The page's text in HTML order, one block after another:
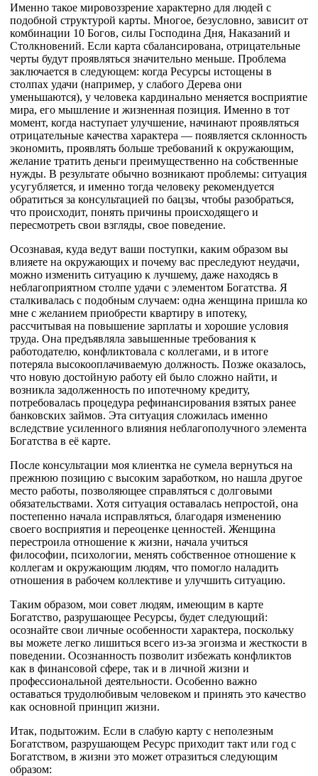
Именно такое мировоззрение характерно для людей с
подобной структурой карты. Многое, безусловно, зависит от
комбинации 10 Богов, силы Господина Дня, Наказаний и
Столкновений. Если карта сбалансирована, отрицательные
черты будут проявляться значительно меньше. Проблема
заключается в следующем: когда Ресурсы истощены в
столпах удачи (например, у слабого Дерева они
уменьшаются), у человека кардинально меняется восприятие
мира, его мышление и жизненная позиция. Именно в тот
момент, когда наступает улучшение, начинают проявляться
отрицательные качества характера — появляется склонность
экономить, проявлять больше требований к окружающим,
желание тратить деньги преимущественно на собственные
нужды. В результате обычно возникают проблемы: ситуация
усугубляется, и именно тогда человеку рекомендуется
обратиться за консультацией по бацзы, чтобы разобраться,
что происходит, понять причины происходящего и
пересмотреть свои взгляды, свое поведение.
Осознавая, куда ведут ваши поступки, каким образом вы
влияете на окружающих и почему вас преследуют неудачи,
можно изменить ситуацию к лучшему, даже находясь в
неблагоприятном столпе удачи с элементом Богатства. Я
сталкивалась с подобным случаем: одна женщина пришла ко
мне с желанием приобрести квартиру в ипотеку,
рассчитывая на повышение зарплаты и хорошие условия
труда. Она предъявляла завышенные требования к
работодателю, конфликтовала с коллегами, и в итоге
потеряла высокооплачиваемую должность. Позже оказалось,
что новую достойную работу ей было сложно найти, и
возникла задолженность по ипотечному кредиту,
потребовалась процедура рефинансирования взятых ранее
банковских займов. Эта ситуация сложилась именно
вследствие усиленного влияния неблагополучного элемента
Богатства в её карте.
После консультации моя клиентка не сумела вернуться на
прежнюю позицию с высоким заработком, но нашла другое
место работы, позволяющее справляться с долговыми
обязательствами. Хотя ситуация оставалась непростой, она
постепенно начала исправляться, благодаря изменению
своего восприятия и переоценке ценностей. Женщина
перестроила отношение к жизни, начала учиться
философии, психологии, менять собственное отношение к
коллегам и окружающим людям, что помогло наладить
отношения в рабочем коллективе и улучшить ситуацию.
Таким образом, мои совет людям, имеющим в карте
Богатство, разрушающее Ресурсы, будет следующий:
осознайте свои личные особенности характера, поскольку
вы можете легко лишиться всего из-за эгоизма и жесткости в
поведении. Осознанность позволит избежать конфликтов
как в финансовой сфере, так и в личной жизни и
профессиональной деятельности. Особенно важно
оставаться трудолюбивым человеком и принять это качество
как основной принцип жизни.
Итак, подытожим. Если в слабую карту с неполезным
Богатством, разрушающем Ресурс приходит такт или год с
Богатством, в жизни это может отразиться следующим
образом: